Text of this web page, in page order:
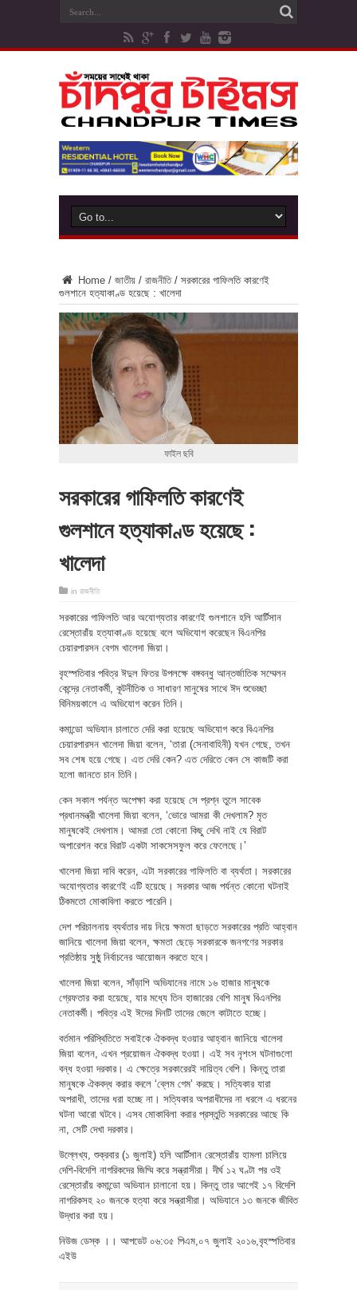
Home / জাতীয় / রাজনীতি / সরকারের গাফিলতি কারণেই
গুলশানে হত্যাকাণ্ড হয়েছে : খালেদা
ফাইল ছবি
সরকারের গাফিলতি কারণেই
গুলশানে হত্যাকাণ্ড হয়েছে :
খালেদা
in রাজনীতি
সরকারের গাফিলতি আর অযোগ্যতার কারণেই গুলশানে হলি আর্টিসান
রেস্তোরাঁয় হত্যাকাণ্ড হয়েছে বলে অভিযোগ করেছেন বিএনপির
চেয়ারপারসন বেগম খালেদা জিয়া।
বৃহস্পতিবার পবিত্র ঈদুল ফিতর উপলক্ষে বঙ্গবন্ধু আন্তর্জাতিক সম্মেলন
কেন্দ্রে নেতাকর্মী, কূটনীতিক ও সাধারণ মানুষের সাথে ঈদ শুভেচ্ছা
বিনিময়কালে এ অভিযোগ করেন তিনি।
কমান্ডো অভিযান চালাতে দেরি করা হয়েছে অভিযোগ করে বিএনপির
চেয়ারপারসন খালেদা জিয়া বলেন, ‘তারা (সেনাবাহিনী) যখন গেছে, তখন
সব শেষ হয়ে গেছে। এত দেরি কেন? এত দেরিতে কেন সে কাজটি করা
হলো জানতে চান তিনি।
কেন সকাল পর্যন্ত অপেক্ষা করা হয়েছে সে প্রশ্ন তুলে সাবেক
প্রধানমন্ত্রী খালেদা জিয়া বলেন, ‘ভোরে আমরা কী দেখলাম? মৃত
মানুষকেই দেখলাম। আমরা তো কোনো কিছু দেখি নাই যে বিরাট
অপারেশন করে বিরাট একটা সাকসেসফুল করে ফেলেছে।’
খালেদা জিয়া দাবি করেন, এটা সরকারের গাফিলতি বা ব্যর্থতা। সরকারের
অযোগ্যতার কারণেই এটি হয়েছে। সরকার আজ পর্যন্ত কোনো ঘটনাই
ঠিকমতো মোকাবিলা করতে পারেনি।
দেশ পরিচালনায় ব্যর্থতার দায় নিয়ে ক্ষমতা ছাড়তে সরকারের প্রতি আহ্বান
জানিয়ে খালেদা জিয়া বলেন, ক্ষমতা ছেড়ে সরকারকে জনগণের সরকার
প্রতিষ্ঠায় সুষ্ঠু নির্বাচনের আয়োজন করতে হবে।
খালেদা জিয়া বলেন, সাঁড়াশি অভিযানের নামে ১৬ হাজার মানুষকে
গ্রেফতার করা হয়েছে, যার মধ্যে তিন হাজারের বেশি মানুষ বিএনপির
নেতাকর্মী। পবিত্র এই ঈদের দিনটি তাদের জেলে কাটাতে হচ্ছে।
বর্তমান পরিস্থিতিতে সবাইকে ঐকবদ্ধ হওয়ার আহ্বান জানিয়ে খালেদা
জিয়া বলেন, এখন প্রয়োজন ঐকবদ্ধ হওয়া। এই সব নৃশংস ঘটনাগুলো
বন্ধ হওয়া দরকার। এ ক্ষেত্রে সরকারেরই দায়িত্ব বেশি। কিন্তু তারা
মানুষকে ঐকবদ্ধ করার বদলে ‘ব্লেম গেম’ করছে। সত্যিকার যারা
অপরাধী, তাদের ধরা হচ্ছে না। সত্যিকার অপরাধীদের না ধরলে এ ধরনের
ঘটনা আরো ঘটবে। এসব মোকাবিলা করার প্রস্তুতি সরকারের আছে কি
না, সেটি দেখা দরকার।
উল্লেখ্য, শুক্রবার (১ জুলাই) হলি আর্টিসান রেস্তোরাঁয় হামলা চালিয়ে
দেশি-বিদেশি নাগরিকদের জিম্মি করে সন্ত্রাসীরা। দীর্ঘ ১২ ঘণ্টা পর ওই
রেস্তোরাঁয় কমান্ডো অভিযান চালানো হয়। কিন্তু তার আগেই ১৭ বিদেশি
নাগরিকসহ ২০ জনকে হত্যা করে সন্ত্রাসীরা। অভিযানে ১৩ জনকে জীবিত
উদ্ধার করা হয়।
নিউজ ডেস্ক ।। আপডেট ০৬:৩৫ পিএম,০৭ জুলাই ২০১৬,বৃহস্পতিবার
এইউ